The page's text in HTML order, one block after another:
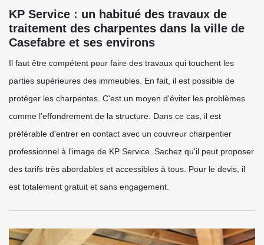
KP Service : un habitué des travaux de
traitement des charpentes dans la ville de
Casefabre et ses environs
Il faut être compétent pour faire des travaux qui touchent les
parties supérieures des immeubles. En fait, il est possible de
protéger les charpentes. C'est un moyen d'éviter les problèmes
comme l'effondrement de la structure. Dans ce cas, il est
préférable d'entrer en contact avec un couvreur charpentier
professionnel à l'image de KP Service. Sachez qu'il peut proposer
des tarifs très abordables et accessibles à tous. Pour le devis, il
est totalement gratuit et sans engagement.